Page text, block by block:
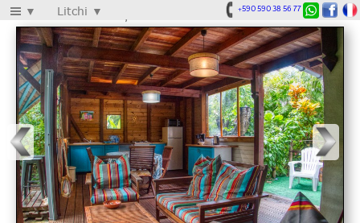
+590 590 38 56 77
Le Parc aux Orchidées
▼ Litchi ▼